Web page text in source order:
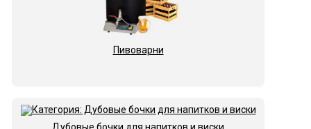
Пивоварни